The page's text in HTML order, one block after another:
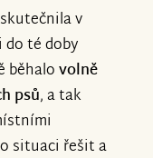
v
do té doby
běhalovolně
psů, a tak
situaci řešit a